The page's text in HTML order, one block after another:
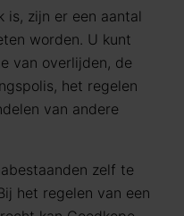
is, zijn er een aantal
worden. U kunt
van overlijden, de
het regelen
van andere
zelf te
het regelen van een